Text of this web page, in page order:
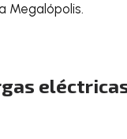
Megalópolis.